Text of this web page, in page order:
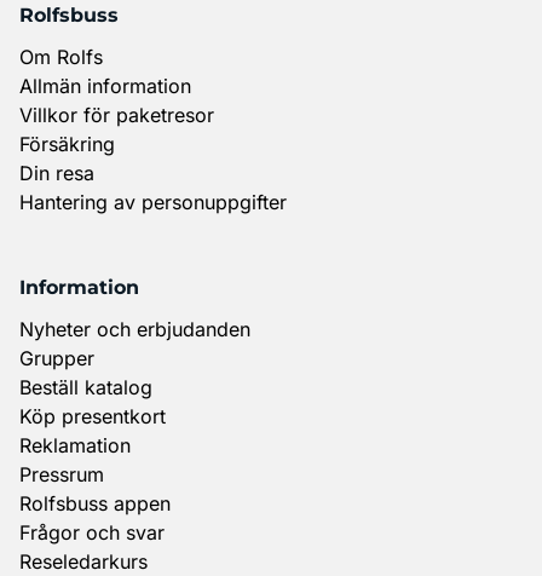
Rolfsbuss
Om Rolfs
Allmän information
Villkor för paketresor
Försäkring
Din resa
Hantering av personuppgifter
Information
Nyheter och erbjudanden
Grupper
Beställ katalog
Köp presentkort
Reklamation
Pressrum
Rolfsbuss appen
Frågor och svar
Reseledarkurs